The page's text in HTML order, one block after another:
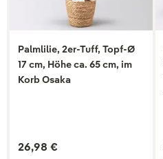
Palmlilie, 2er-Tuff, Topf-Ø
17 cm, Höhe ca. 65 cm, im
Korb Osaka
26,98 €